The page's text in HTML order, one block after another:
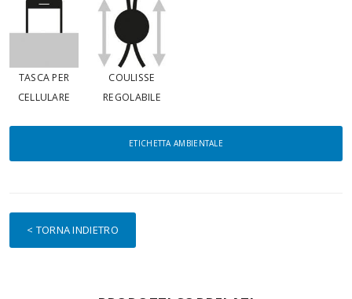
TASCA PER
CELLULARE
COULISSE
REGOLABILE
ETICHETTA AMBIENTALE
< TORNA INDIETRO